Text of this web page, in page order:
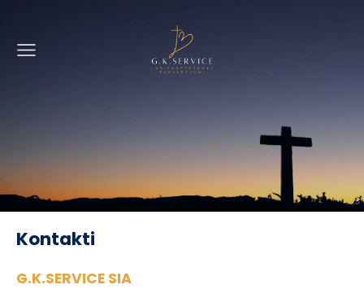
Kontakti
G.K.SERVICE SIA